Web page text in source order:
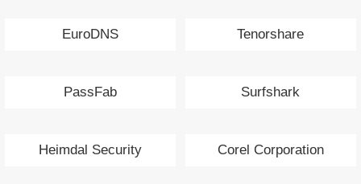
EuroDNS Tenorshare
PassFab Surfshark
Heimdal Security Corel Corporation